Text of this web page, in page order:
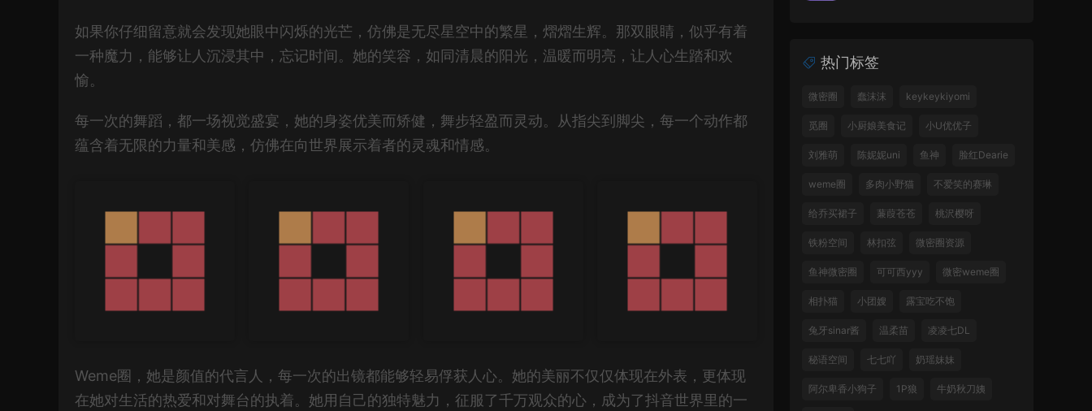
如果你仔细留意就会发现她眼中闪烁的光芒，仿佛是无尽星空中的繁星，熠熠生辉。那双眼睛，似乎有着
一种魔力，能够让人沉浸其中，忘记时间。她的笑容，如同清晨的阳光，温暖而明亮，让人心生踏和欢
愉。
每一次的舞蹈，都一场视觉盛宴，她的身姿优美而矫健，舞步轻盈而灵动。从指尖到脚尖，每一个动作都
蕴含着无限的力量和美感，仿佛在向世界展示着者的灵魂和情感。
Weme圈，她是颜值的代言人，每一次的出镜都能够轻易俘获人心。她的美丽不仅仅体现在外表，更体现
在她对生活的热爱和对舞台的执着。她用自己的独特魅力，征服了千万观众的心，成为了抖音世界里的一
热门标签
微密圈 蠢沫沫 keykeykiyomi
觅圈 小厨娘美食记 小U优优子
刘雅萌 陈妮妮uni 鱼神 脸红Dearie
weme圈 多肉小野猫 不爱笑的赛琳
给乔买裙子 蒹葭苍苍 桃沢樱呀
铁粉空间 林扣弦 微密圈资源
鱼神微密圈 可可西yyy 微密weme圈
相扑猫 小团嫂 露宝吃不饱
兔牙sinar酱 温柔苗 凌凌七DL
秘语空间 七七吖 奶瑶妹妹
阿尔卑香小狗子 1P狼 牛奶秋刀姨